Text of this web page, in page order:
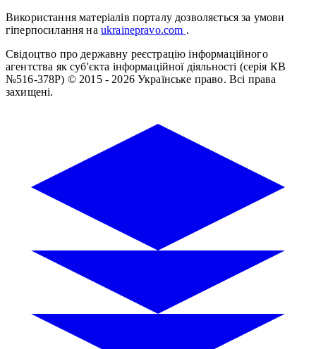
Використання матеріалів порталу дозволяється за умови
гіперпосилання на ukrainepravo.com .
Свідоцтво про державну реєстрацію інформаційного
агентства як суб'єкта інформаційної діяльності (серія КВ
№516-378Р) © 2015 - 2026 Українське право. Всі права
захищені.